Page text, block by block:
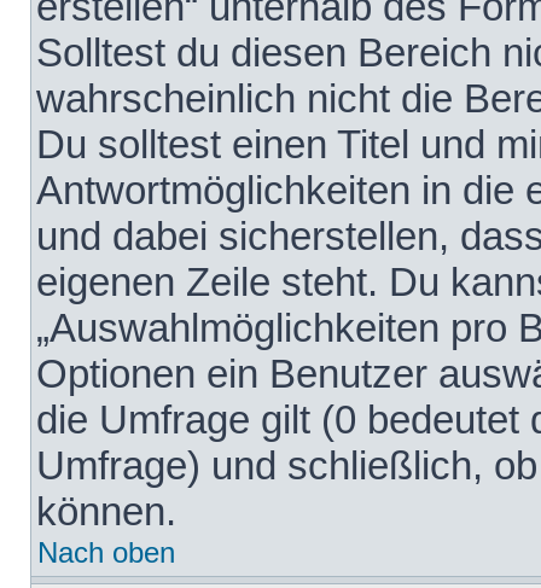
Solltest du diesen Bereich
wahrscheinlich nicht die
Du solltest einen Titel und
Antwortmöglichkeiten in die
und dabei sicherstellen,
eigenen Zeile steht. Du
„Auswahlmöglichkeiten pro
Optionen ein Benutzer
die Umfrage gilt (0 bedeutet
Umfrage) und schließlich,
können.
Nach oben